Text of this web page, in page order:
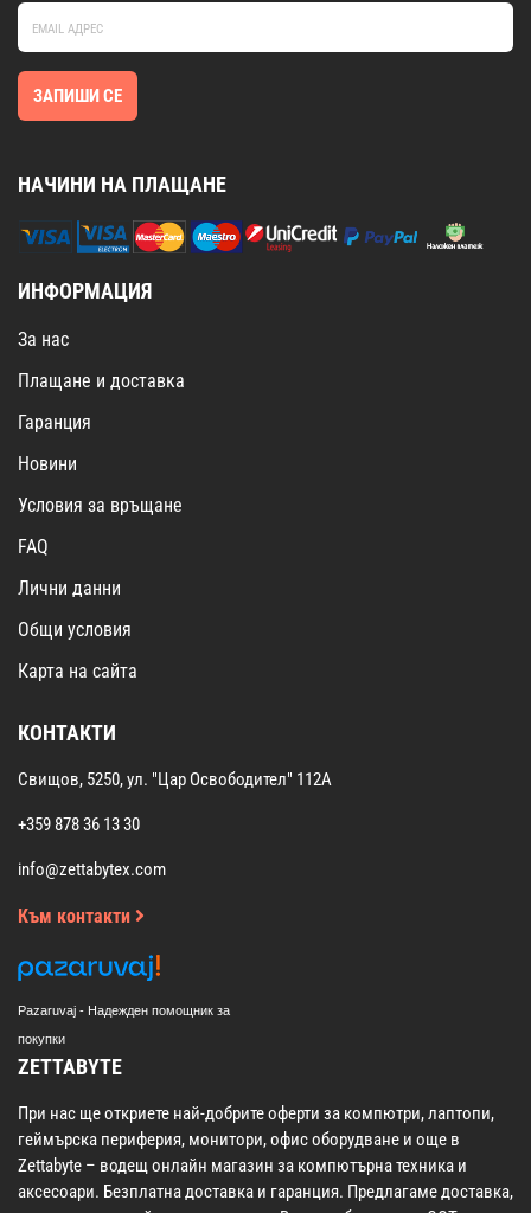
ЗАПИШИ СЕ
НАЧИНИ НА ПЛАЩАНЕ
ИНФОРМАЦИЯ
За нас
Плащане и доставка
Гаранция
Новини
Условия за връщане
FAQ
Лични данни
Общи условия
Карта на сайта
КОНТАКТИ
Свищов, 5250, ул. "Цар Освободител" 112А
+359 878 36 13 30
info@zettabytex.com
Към контакти
Pazaruvaj - Надежден помощник за
покупки
ZETTABYTE
При нас ще откриете най-добрите оферти за компютри, лаптопи,
геймърска периферия, монитори, офис оборудване и още в
Zettabyte – водещ онлайн магазин за компютърна техника и
аксесоари. Безплатна доставка и гаранция. Предлагаме доставка,